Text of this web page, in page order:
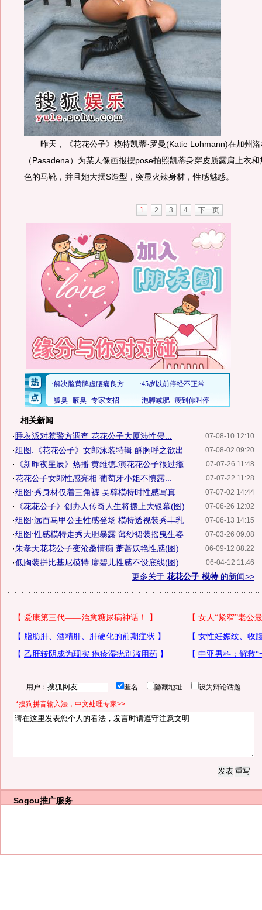
昨天，《花花公子》模特凯蒂·罗曼(Katie Lohmann)在加州洛
（Pasadena）为某人像画报摆pose拍照凯蒂身穿皮质露肩上衣
色的马靴，并且她大摆S造型，突显火辣身材，性感魅惑。
1 2 3 4 下一页
相关新闻
07-08-10 12:10
·睡衣派对惹警方调查 花花公子大厦涉性侵...
07-08-02 09:20
·组图:《花花公子》女郎泳装特辑 酥胸呼之欲出
07-07-26 11:48
· 《新昨夜星辰》热播 黄维德:演花花公子很过瘾
07-07-22 11:28
·花花公子女郎性感亮相 葡萄牙小姐不慎露...
07-07-02 14:44
·组图:秀身材仅着三角裤 吴尊模特时性感写真
07-06-26 12:02
· 《花花公子》创办人传奇人生将搬上大银幕(图)
07-06-13 14:15
·组图:远百马甲公主性感登场 模特透视装秀丰乳
07-03-26 09:08
·组图:性感模特走秀大胆暴露 薄纱裙装摇曳生姿
06-09-12 08:22
·朱孝天花花公子变沧桑情痴 萧蔷妖艳性感(图)
06-04-12 11:46
·低胸装拼比基尼模特 廖碧儿性感不设底线(图)
更多关于 花花公子 模特的新闻>>
用户： 匿名 隐藏地址 设为辩论话题
*搜狗拼音输入法，中文处理专家>>
Sogou推广服务